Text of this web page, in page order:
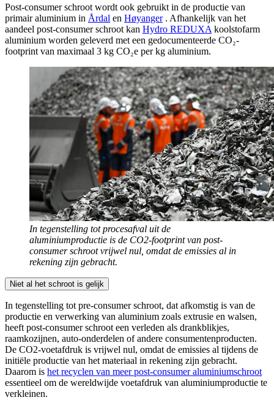
Post-consumer schroot wordt ook gebruikt in de productie van
primair aluminium in Årdal en Høyanger. Afhankelijk van het
aandeel post-consumer schroot kan Hydro REDUXA koolstofarm
aluminium worden geleverd met een gedocumenteerde CO₂-
footprint van maximaal 3 kg CO₂e per kg aluminium.
In tegenstelling tot procesafval uit de
aluminiumproductie is de CO2-footprint van post-
consumer schroot vrijwel nul, omdat de emissies al in
rekening zijn gebracht.
Niet al het schroot is gelijk
In tegenstelling tot pre-consumer schroot, dat afkomstig is van de
productie en verwerking van aluminium zoals extrusie en walsen,
heeft post-consumer schroot een verleden als drankblikjes,
raamkozijnen, auto-onderdelen of andere consumentenproducten.
De CO2-voetafdruk is vrijwel nul, omdat de emissies al tijdens de
initiële productie van het materiaal in rekening zijn gebracht.
Daarom is het recyclen van meer post-consumer aluminiumschroot
essentieel om de wereldwijde voetafdruk van aluminiumproductie te
verkleinen.